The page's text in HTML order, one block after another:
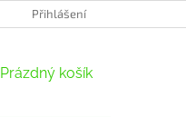
Přihlášení
NÁKUPNÍ
Prázdný košík